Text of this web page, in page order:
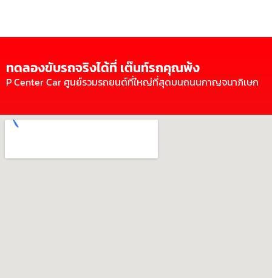
ทดลองขับรถจริงได้ที่ เต๊นท์รถคุณพ้ง
P Center Car ศูนย์รวมรถยนต์ที่ใหญ่ที่สุดบนถนนกาญจนาภิเษก